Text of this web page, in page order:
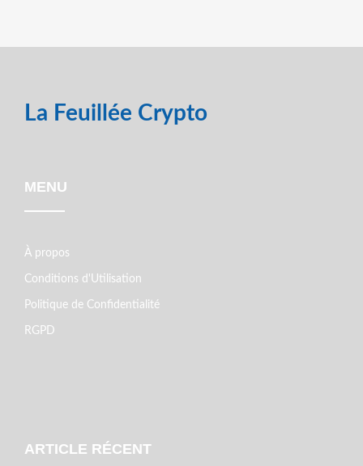
La Feuillée Crypto
MENU
À propos
Conditions d'Utilisation
Politique de Confidentialité
RGPD
ARTICLE RÉCENT